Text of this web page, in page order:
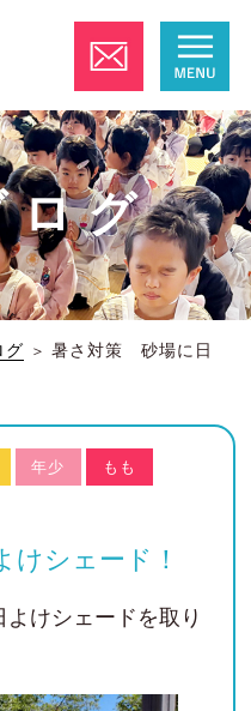
ログ
グ ＞ 暑さ対策 砂場に日
年少 もも
シェード！
けシェードを取り